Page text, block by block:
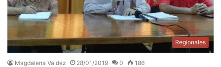
Regionales
Magdalena Valdez 28/01/2019 0 186